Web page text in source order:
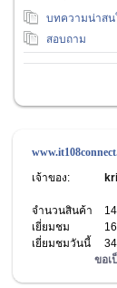
บทความน่าสน
สอบถาม
เจ้าของ:
จำนวนสินค้า
เยี่ยมชม
เยี่ยมชมวันนี้
ขอเ